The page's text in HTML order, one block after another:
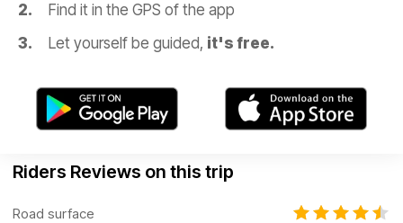
Find it in the GPS of the app
Let yourself be guided, it's free.
Riders Reviews on this trip
Road surface